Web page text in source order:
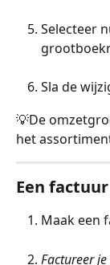
Selecteer
Sla de
💡De
het
Een
Maak een
Factureer